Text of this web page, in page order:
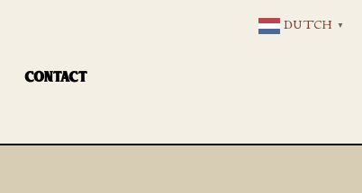
CONTACT
DUTCH ▼